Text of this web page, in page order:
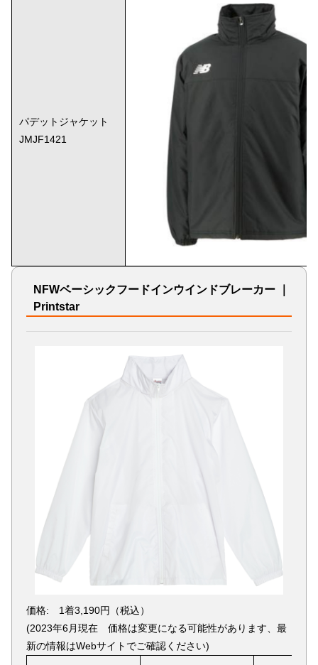
パデットジャケット
JMJF1421
NFWベーシックフードインウインドブレーカー ｜
Printstar
価格: 1着3,190円（税込）
(2023年6月現在 価格は変更になる可能性があります、最
新の情報はWebサイトでご確認ください)